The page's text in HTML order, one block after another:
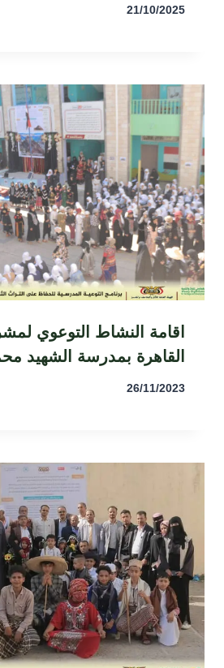
21/10/2025
اقامة النشاط التوعوي
القاهرة بمدرسة الشهيد
26/11/2023